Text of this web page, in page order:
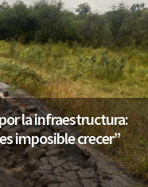
la infraestructura:
imposible crecer”